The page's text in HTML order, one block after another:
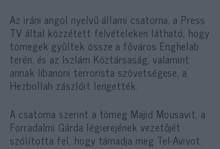
Az iráni angol nyelvű állami csatorna, a Press
TV által közzétett felvételeken látható, hogy
tömegek gyűltek össze a főváros Enghelab
terén, és az Iszlám Köztársaság, valamint
annak libanoni terrorista szövetségese, a
Hezbollah zászlóit lengették.
A csatorna szerint a tömeg Majid Mousavit, a
Forradalmi Gárda légierejének vezetőjét
szólította fel, hogy támadja meg Tel-Avivot.